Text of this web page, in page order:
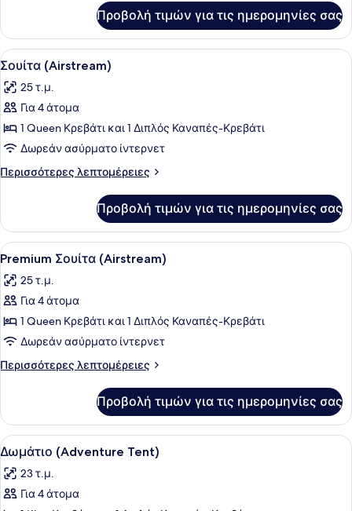
(Vista
Airstream)
Προβολή τιμών για τις ημερομηνίες σας
Προβολή
όλων
των
φωτογραφιών
για
Σουίτα
(Airstream)
Ένα κρεβάτι με ένα ριγέ
8
Σουίτα (Airstream)
25 τ.μ.
Για 4 άτομα
1 Queen Κρεβάτι και 1 Διπλός Καναπές-Κρεβάτι
Δωρεάν ασύρματο ίντερνετ
Περισσότερες λεπτομέρειες
Περισσότερες
(Airstream)
Προβολή τιμών για τις ημερομηνίες σας
Προβολή
όλων
των
φωτογραφιών
για
Premium
Σουίτα
(Airstream)
Ένας μικρός, λειτουργικός χώρος
5
Premium Σουίτα (Airstream)
25 τ.μ.
Για 4 άτομα
1 Queen Κρεβάτι και 1 Διπλός Καναπές-Κρεβάτι
Δωρεάν ασύρματο ίντερνετ
Περισσότερες λεπτομέρειες
Περισσότερες
Σουίτα
(Airstream)
Προβολή τιμών για τις ημερομηνίες σας
Προβολή
όλων
των
φωτογραφιών
Δωμάτιο (Adventure Tent) |
5
Δωμάτιο (Adventure Tent)
23 τ.μ.
Για 4 άτομα